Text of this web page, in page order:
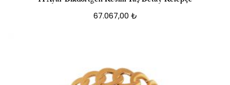
67.067,00 ₺